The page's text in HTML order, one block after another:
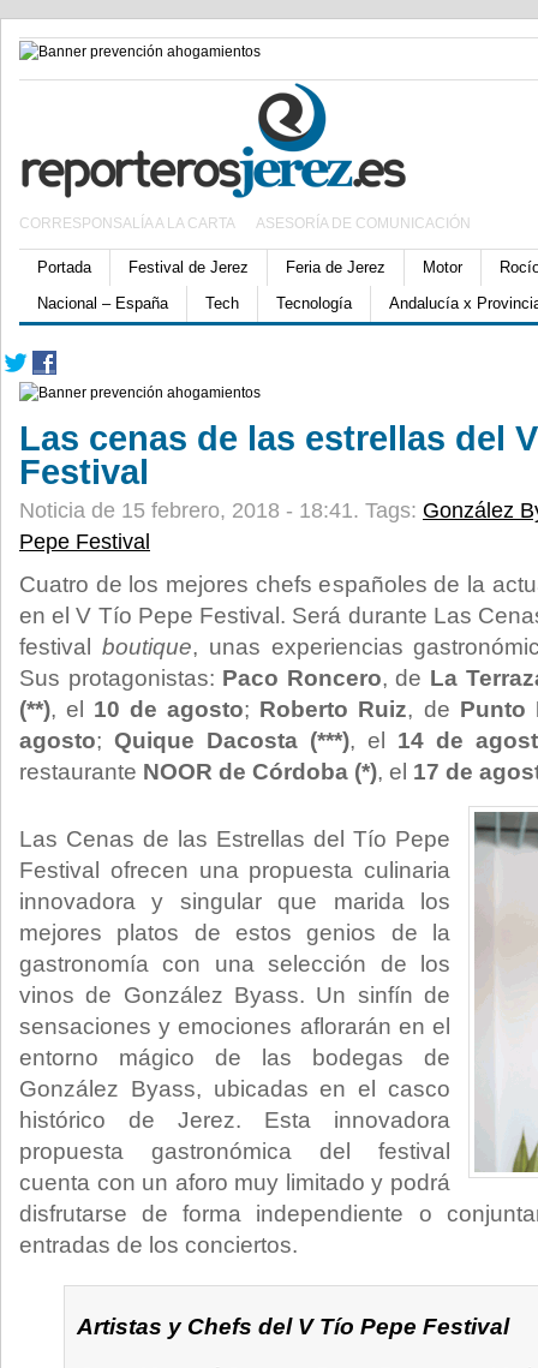
CORRESPONSALÍA A LA CARTA ASESORÍA DE COMUNICACIÓN
Portada Festival de Jerez Feria de Jerez Motor
Nacional – España
Tech Tecnología Andalucía x
Las cenas de las estrellas del
Festival
Noticia de 15 febrero, 2018 - 18:41. Tags: González
Pepe Festival
Cuatro de los mejores chefs españoles de la
en el V Tío Pepe Festival. Será durante Las
festival boutique, unas experiencias
Sus protagonistas: Paco Roncero, de La
(**), el 10 de agosto; Roberto Ruiz, de Punto
agosto; Quique Dacosta (***), el 14 de
restaurante NOOR de Córdoba (*), el 17 de
Las Cenas de las Estrellas del Tío Pepe
Festival ofrecen una propuesta culinaria
innovadora y singular que marida los
mejores platos de estos genios de la
gastronomía con una selección de los
vinos de González Byass. Un sinfín de
sensaciones y emociones aflorarán en el
entorno mágico de las bodegas de
González Byass, ubicadas en el casco
histórico de Jerez. Esta innovadora
propuesta gastronómica del festival
cuenta con un aforo muy limitado y podrá
disfrutarse de forma independiente o
entradas de los conciertos.
Artistas y Chefs del V Tío Pepe Festival